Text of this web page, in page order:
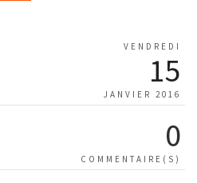
VENDREDI
15
JANVIER 2016
0
COMMENTAIRE(S)